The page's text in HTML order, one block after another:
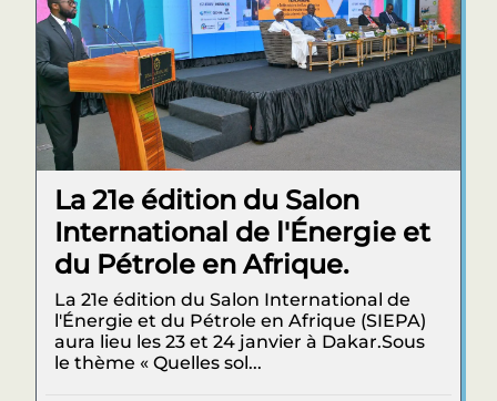
La 21e édition du Salon
International de l'Énergie et
du Pétrole en Afrique.
La 21e édition du Salon International de
l'Énergie et du Pétrole en Afrique (SIEPA)
aura lieu les 23 et 24 janvier à Dakar.Sous
le thème « Quelles sol...